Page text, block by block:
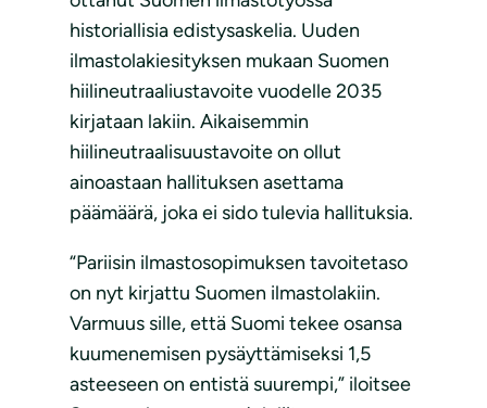
historiallisia edistysaskelia. Uuden
ilmastolakiesityksen mukaan Suomen
hiilineutraaliustavoite vuodelle 2035
kirjataan lakiin. Aikaisemmin
hiilineutraalisuustavoite on ollut
ainoastaan hallituksen asettama
päämäärä, joka ei sido tulevia hallituksia.
“Pariisin ilmastosopimuksen tavoitetaso
on nyt kirjattu Suomen ilmastolakiin.
Varmuus sille, että Suomi tekee osansa
kuumenemisen pysäyttämiseksi 1,5
asteeseen on entistä suurempi,” iloitsee